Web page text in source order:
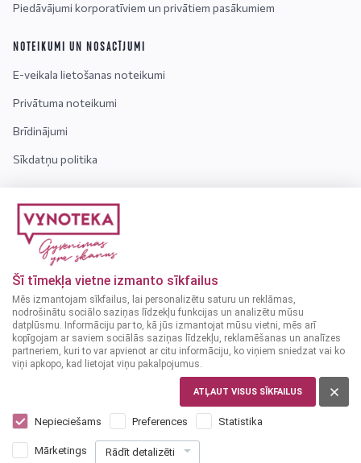
Šī tīmekļa vietne izmanto sīkfailus
Mēs izmantojam sīkfailus, lai personalizētu saturu un reklāmas,
nodrošinātu sociālo saziņas līdzekļu funkcijas un analizētu mūsu
datplūsmu. Informāciju par to, kā jūs izmantojat mūsu vietni, mēs arī
kopīgojam ar saviem sociālās saziņas līdzekļu, reklamēšanas un analīzes
partneriem, kuri to var apvienot ar citu informāciju, ko viņiem sniedzat vai ko
viņi apkopo, kad lietojat viņu pakalpojumus.
ATĻAUT VISUS SĪKFAILUS
Nepieciešams Preferences Statistika
Mārketings Rādīt detalizēti
Piedāvājumi korporatīviem un privātiem pasākumiem
NOTEIKUMI UN NOSACĪJUMI
E-veikala lietošanas noteikumi
Privātuma noteikumi
Brīdinājumi
Sīkdatņu politika
Kontakti
Par mums
Bieži uzdotie jautājumi
Uzmanību! Alkoholiskos dzērienus var iegādāties tikai
personas, kuras ir sasniegušas vismaz 18 gadu vecumu.
© 2024 VYNOTEKA - Visas tiesības aizsargātas